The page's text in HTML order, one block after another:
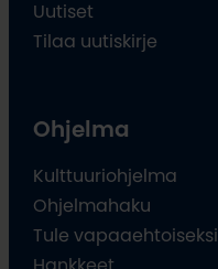
Uutiset
Tilaa uutiskirje
Ohjelma
Kulttuuriohjelma
Ohjelmahaku
Tule vapaaehtoiseksi
Hankkeet